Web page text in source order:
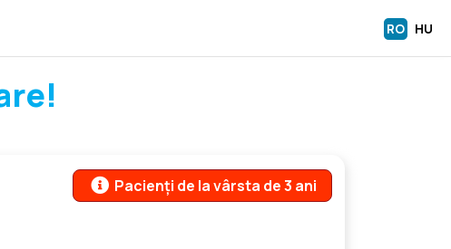
RO HU
Pacienți de la vârsta de 3 ani